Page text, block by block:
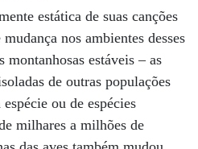
estática de suas canções
nos ambientes desses
montanhosas estáveis ​​– as
de outras populações
ou de espécies
milhares a milhões de